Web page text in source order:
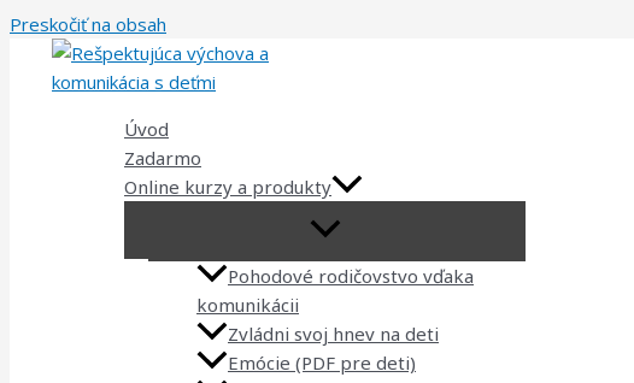
Preskočiť na obsah
Úvod
Zadarmo
Online kurzy a produkty
Pohodové rodičovstvo vďaka
komunikácii
Zvládni svoj hnev na deti
Emócie (PDF pre deti)